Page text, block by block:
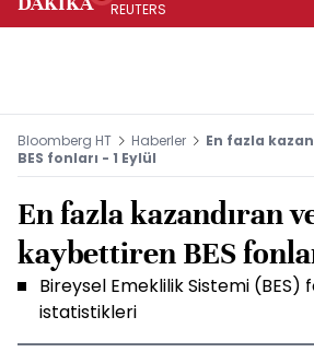
REUTERS
Bloomberg HT Haberler
En fazla
BES fonları - 1 Eylül
En fazla kazandıran
kaybettiren BES
Bireysel Emeklilik Sistemi (BES)
istatistikleri